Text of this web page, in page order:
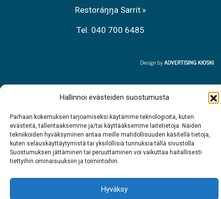
Hallinnoi evästeiden suostumusta
Parhaan kokemuksen tarjoamiseksi käytämme teknologioita, kuten
evästeitä, tallentaaksemme ja/tai käyttääksemme laitetietoja. Näiden
tekniikoiden hyväksyminen antaa meille mahdollisuuden käsitellä tietoja,
kuten selauskäyttäytymistä tai yksilöllisiä tunnuksia tällä sivustolla.
Suostumuksen jättäminen tai peruuttaminen voi vaikuttaa haitallisesti
tiettyihin ominaisuuksiin ja toimintoihin.
Hyväksy
Restoráŋŋa Sarrit
Tel. 040 700 6485